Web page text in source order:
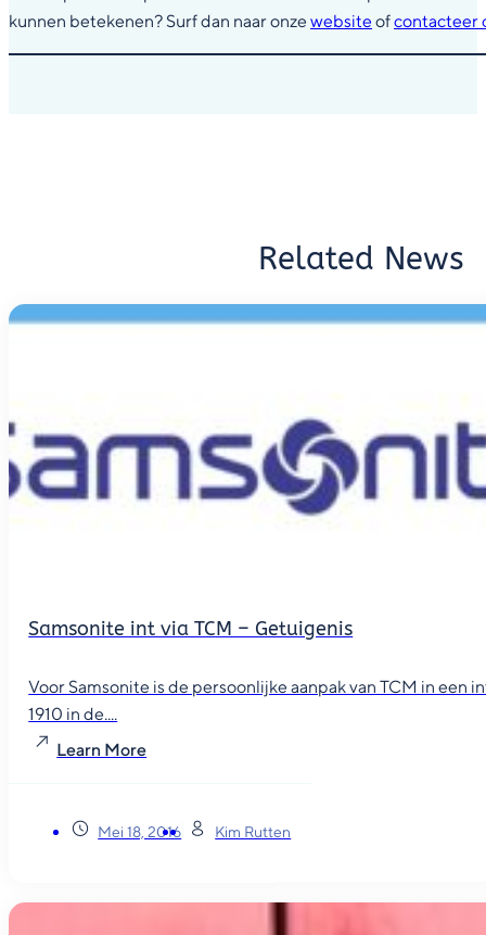
kunnen betekenen? Surf dan naar onze website ofcontacteer
Related News
Samsonite int via TCM – Getuigenis
Voor Samsonite is de persoonlijke aanpak van TCM in een
1910 in de....
Learn More
Mei 18, 2016 Kim Rutten